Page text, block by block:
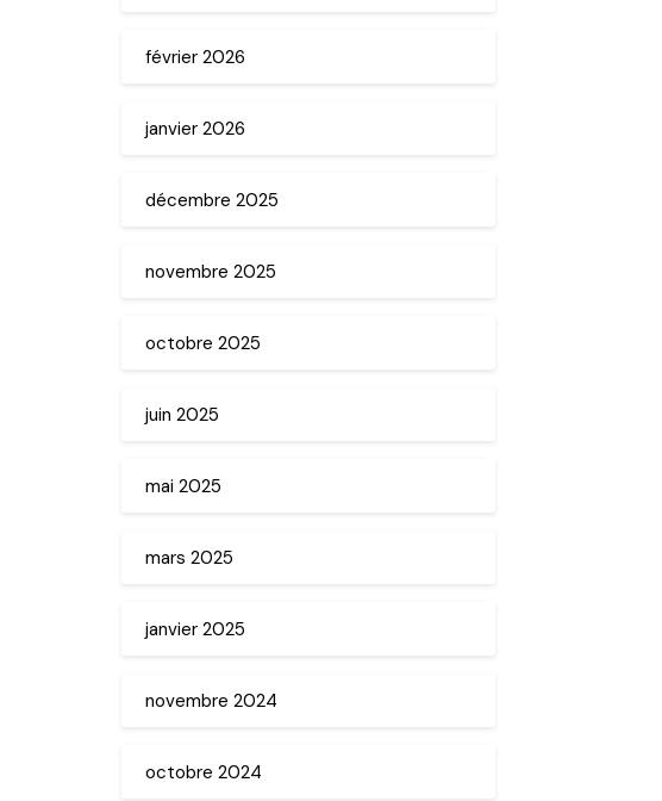
février 2026
janvier 2026
décembre 2025
novembre 2025
octobre 2025
juin 2025
mai 2025
mars 2025
janvier 2025
novembre 2024
octobre 2024